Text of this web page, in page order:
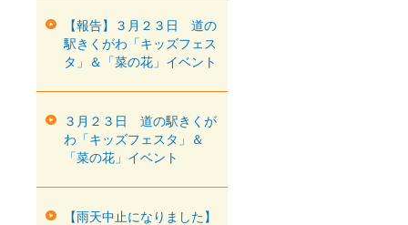
【報告】３月２３日 道の
駅きくがわ「キッズフェス
タ」＆「菜の花」イベント
３月２３日 道の駅きくが
わ「キッズフェスタ」＆
「菜の花」イベント
【雨天中止になりました】